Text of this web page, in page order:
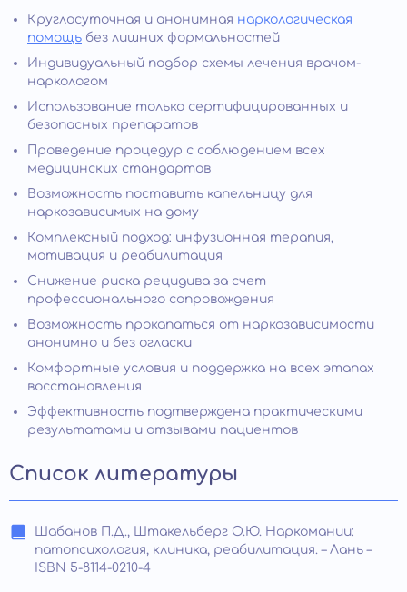
Круглосуточная и анонимная наркологическая
помощь без лишних формальностей
Индивидуальный подбор схемы лечения врачом-
наркологом
Использование только сертифицированных и
безопасных препаратов
Проведение процедур с соблюдением всех
медицинских стандартов
Возможность поставить капельницу для
наркозависимых на дому
Комплексный подход: инфузионная терапия,
мотивация и реабилитация
Снижение риска рецидива за счет
профессионального сопровождения
Возможность прокапаться от наркозависимости
анонимно и без огласки
Комфортные условия и поддержка на всех этапах
восстановления
Эффективность подтверждена практическими
результатами и отзывами пациентов
Список литературы
Шабанов П.Д., Штакельберг О.Ю. Наркомании:
патопсихология, клиника, реабилитация. – Лань –
ISBN 5-8114-0210-4